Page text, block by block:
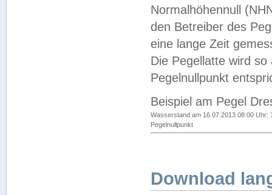
Normalhöhennull
den Betreiber des
eine lange Zeit
Die Pegellatte wird
Pegelnullpunkt
Beispiel am Pegel
Wasserstand am 16.07.2013 08:00 Uhr:
Pegelnullpunkt
Download